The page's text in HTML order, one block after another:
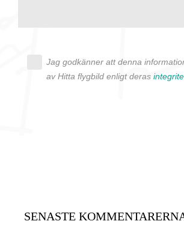
Jag godkänner att denna
av Hitta flygbild enligt deras
SENASTE